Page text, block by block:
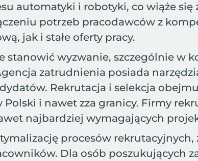
automatyki i robotyki, co wiąże się
potrzeb pracodawców z
jak i stałe oferty pracy.
wyzwanie, szczególnie w
zatrudnienia posiada
Rekrutacja i selekcja
i nawet zza granicy. Firmy
najbardziej wymagających
procesów rekrutacyjnych,
Dla osób poszukujących